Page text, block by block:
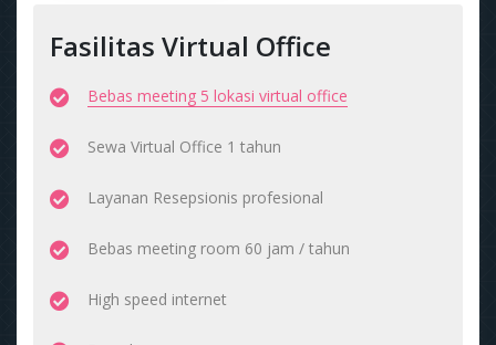
Fasilitas Virtual Office
Bebas meeting 5 lokasi virtual office
Sewa Virtual Office 1 tahun
Layanan Resepsionis profesional
Bebas meeting room 60 jam / tahun
High speed internet